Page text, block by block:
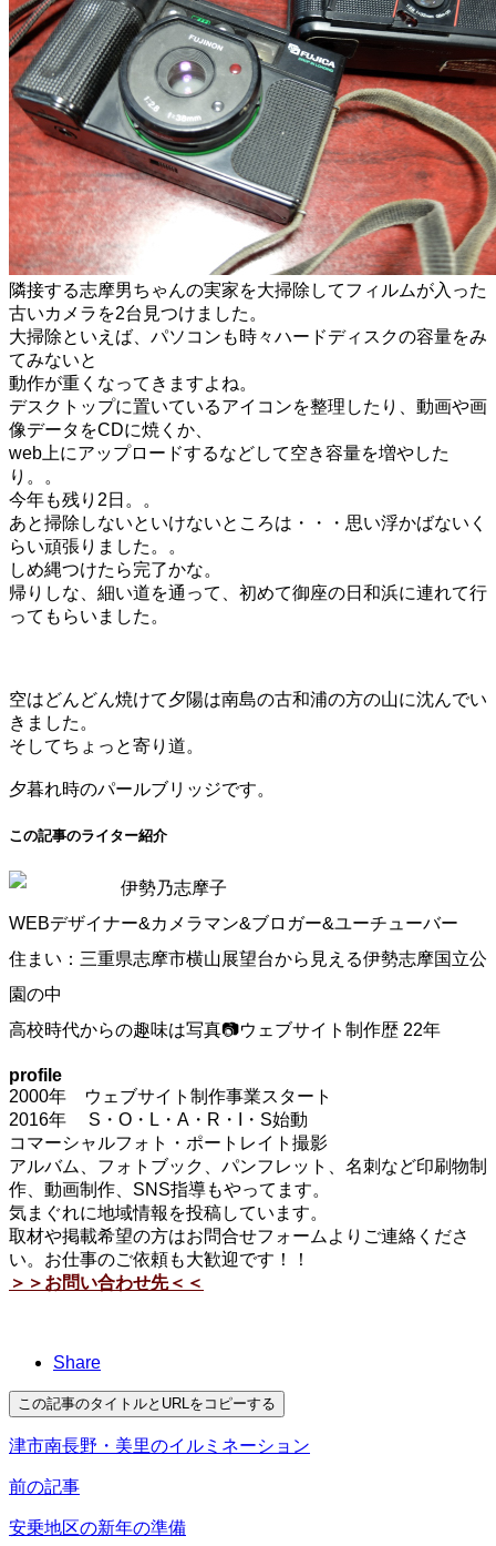
隣接する志摩男ちゃんの実家を大掃除してフィルムが入った
古いカメラを2台見つけました。
大掃除といえば、パソコンも時々ハードディスクの容量をみ
てみないと
動作が重くなってきますよね。
デスクトップに置いているアイコンを整理したり、動画や画
像データをCDに焼くか、
web上にアップロードするなどして空き容量を増やした
り。。
今年も残り2日。。
あと掃除しないといけないところは・・・思い浮かばないく
らい頑張りました。。
しめ縄つけたら完了かな。
帰りしな、細い道を通って、初めて御座の日和浜に連れて行
ってもらいました。
空はどんどん焼けて夕陽は南島の古和浦の方の山に沈んでい
きました。
そしてちょっと寄り道。
夕暮れ時のパールブリッジです。
この記事のライター紹介
伊勢乃志摩子
WEBデザイナー&カメラマン&ブロガー&ユーチューバー
住まい：三重県志摩市横山展望台から見える伊勢志摩国立公
園の中
高校時代からの趣味は写真📷ウェブサイト制作歴 22年
profile
2000年 ウェブサイト制作事業スタート
2016年 S・O・L・A・R・I・S始動
コマーシャルフォト・ポートレイト撮影
アルバム、フォトブック、パンフレット、名刺など印刷物制
作、動画制作、SNS指導もやってます。
気まぐれに地域情報を投稿しています。
取材や掲載希望の方はお問合せフォームよりご連絡くださ
い。お仕事のご依頼も大歓迎です！！
＞＞お問い合わせ先＜＜
Share
この記事のタイトルとURLをコピーする
津市南長野・美里のイルミネーション
前の記事
安乗地区の新年の準備